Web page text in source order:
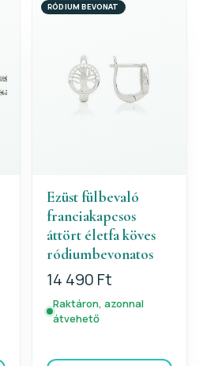
RÓDIUM BEVONAT
Ezüst fülbevaló
franciakapcsos
áttört életfa köves
ródiumbevonatos
14 490 Ft
Raktáron, azonnal
átvehető